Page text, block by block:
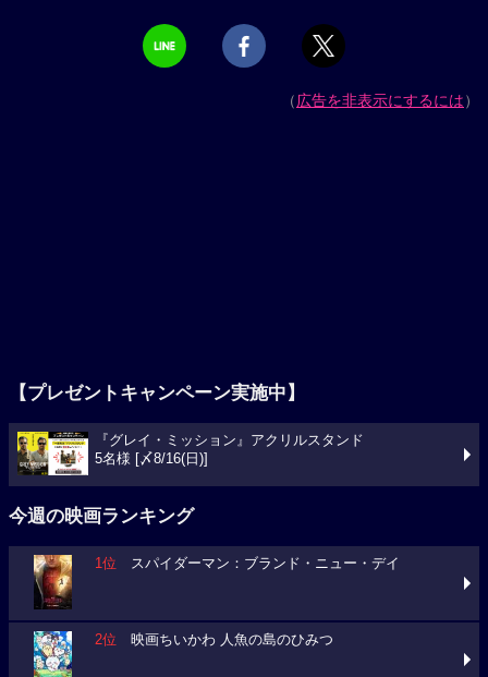
（広告を非表示にするには）
【プレゼントキャンペーン実施中】
『グレイ・ミッション』アクリルスタンド
5名様 [〆8/16(日)]
今週の映画ランキング
1位 スパイダーマン：ブランド・ニュー・デイ
2位 映画ちいかわ 人魚の島のひみつ